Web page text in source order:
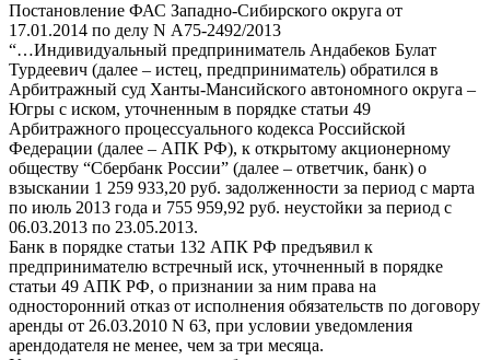
Постановление ФАС Западно-Сибирского округа от
17.01.2014 по делу N А75-2492/2013
“…Индивидуальный предприниматель Андабеков Булат
Турдеевич (далее – истец, предприниматель) обратился в
Арбитражный суд Ханты-Мансийского автономного округа –
Югры с иском, уточненным в порядке статьи 49
Арбитражного процессуального кодекса Российской
Федерации (далее – АПК РФ), к открытому акционерному
обществу “Сбербанк России” (далее – ответчик, банк) о
взыскании 1 259 933,20 руб. задолженности за период с марта
по июль 2013 года и 755 959,92 руб. неустойки за период с
06.03.2013 по 23.05.2013.
Банк в порядке статьи 132 АПК РФ предъявил к
предпринимателю встречный иск, уточненный в порядке
статьи 49 АПК РФ, о признании за ним права на
односторонний отказ от исполнения обязательств по договору
аренды от 26.03.2010 N 63, при условии уведомления
арендодателя не менее, чем за три месяца.